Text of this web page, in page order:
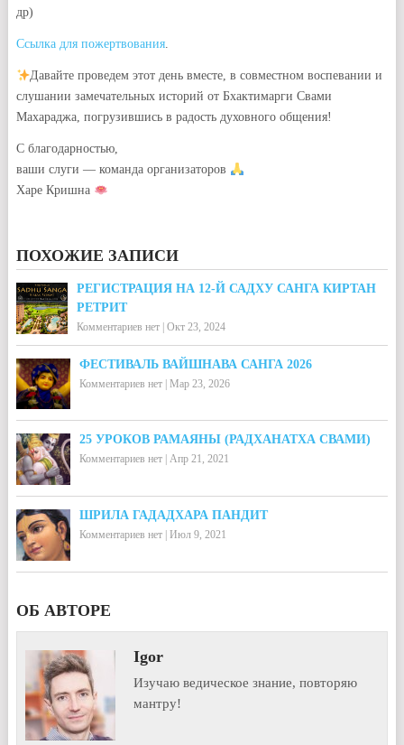
др)
Ссылка для пожертвования.
Давайте проведем этот день вместе, в совместном воспевании и
слушании замечательных историй от Бхактимарги Свами
Махараджа, погрузившись в радость духовного общения!
С благодарностью,
ваши слуги — команда организаторов
Харе Кришна
ПОХОЖИЕ ЗАПИСИ
РЕГИСТРАЦИЯ НА 12-Й САДХУ САНГА КИРТАН
РЕТРИТ
Комментариев нет| Окт 23, 2024
ФЕСТИВАЛЬ ВАЙШНАВА САНГА 2026
Комментариев нет| Мар 23, 2026
25 УРОКОВ РАМАЯНЫ (РАДХАНАТХА СВАМИ)
Комментариев нет| Апр 21, 2021
ШРИЛА ГАДАДХАРА ПАНДИТ
Комментариев нет| Июл 9, 2021
ОБ АВТОРЕ
Igor
Изучаю ведическое знание, повторяю
мантру!